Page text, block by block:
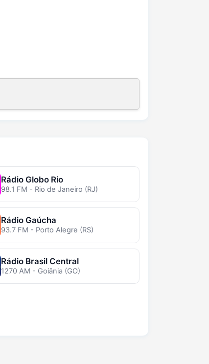
Rádio Globo Rio
98.1 FM - Rio de Janeiro (RJ)
Rádio Gaúcha
93.7 FM - Porto Alegre (RS)
Rádio Brasil Central
1270 AM - Goiânia (GO)